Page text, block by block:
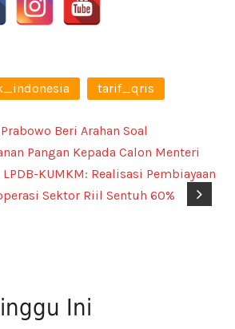
tarif_qris
Prabowo Beri Arahan Soal
Pangan Kepada Calon Menteri
LPDB-KUMKM: Realisasi Pembiayaan
Sektor Riil Sentuh 60%
Ini